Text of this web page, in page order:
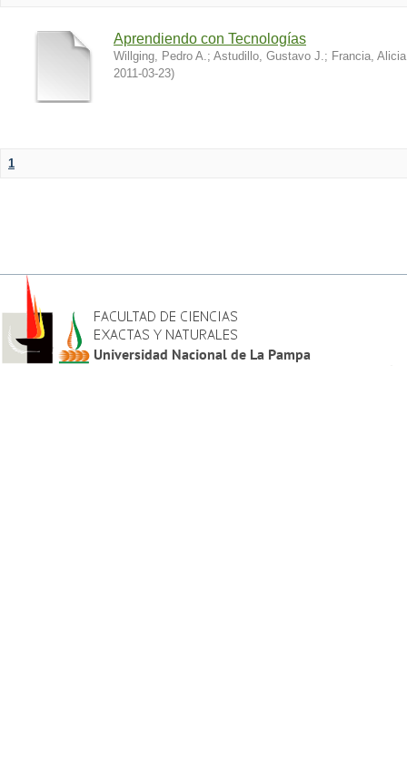
Aprendiendo con Tecnologías
Willging, Pedro A.; Astudillo, Gustavo J.; Francia,
2011-03-23)
1